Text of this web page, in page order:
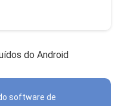
do Android
software de